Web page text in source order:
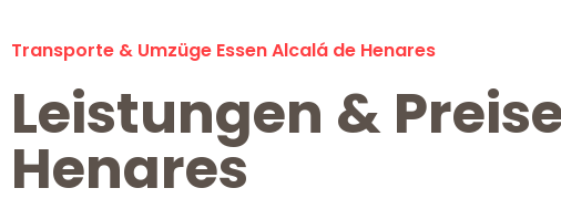
Transporte & Umzüge Essen Alcalá de Henares
Leistungen &
Henares